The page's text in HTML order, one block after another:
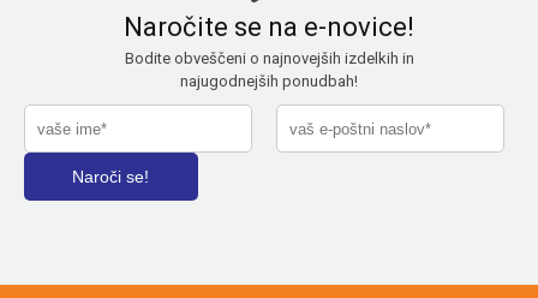
Naročite se na e-novice!
Bodite obveščeni o najnovejših izdelkih in
najugodnejših ponudbah!